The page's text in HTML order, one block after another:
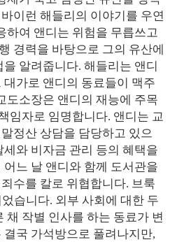
이런 해들리의 이야기를 우연
하여 앤디는 위험을 무릅쓰고
경력을 바탕으로 그의 유산에
알려줍니다. 해들리는 앤디
가로 앤디의 동료들이 맥주
도소장은 앤디의 재능에 주목
임자로 임명합니다. 앤디는 교
정산 상담을 담당하고 있으
와 비자금 관리 등의 혜택을
느 날 앤디와 함께 도서관을
수를 칼로 위협합니다. 브룩
습니다. 외부 사회에 대한 두
채 작별 인사를 하는 동료가 변
국 가석방으로 풀려나지만,